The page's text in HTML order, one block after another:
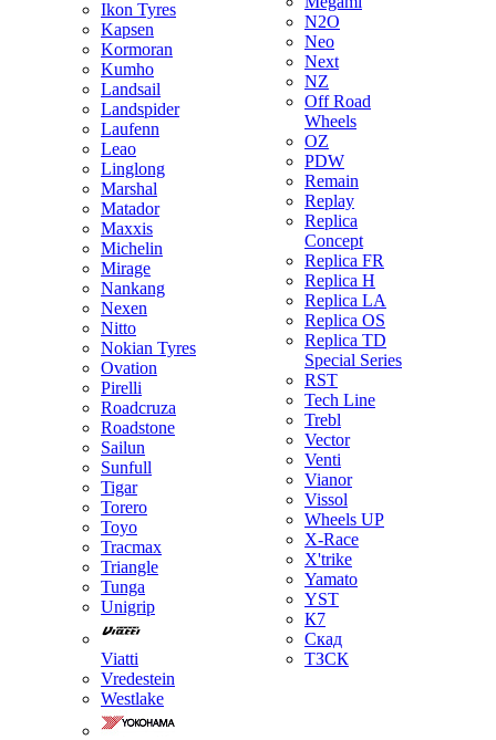
Ikon Tyres
Kapsen
Kormoran
Kumho
Landsail
Landspider
Laufenn
Leao
Linglong
Marshal
Matador
Maxxis
Michelin
Mirage
Nankang
Nexen
Nitto
Nokian Tyres
Ovation
Pirelli
Roadcruza
Roadstone
Sailun
Sunfull
Tigar
Torero
Toyo
Tracmax
Triangle
Tunga
Unigrip
Viatti
Vredestein
Westlake
N2O
Neo
Next
NZ
Off Road
Wheels
OZ
PDW
Remain
Replay
Replica
Concept
Replica FR
Replica H
Replica LA
Replica OS
Replica TD
Special Series
RST
Tech Line
Trebl
Vector
Venti
Vianor
Vissol
Wheels UP
X-Race
X'trike
Yamato
YST
К7
Скад
ТЗСК